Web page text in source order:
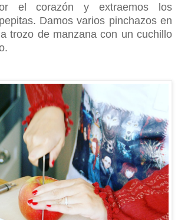
el corazón y extraemos los
Damos varios pinchazos en
trozo de manzana con un cuchillo